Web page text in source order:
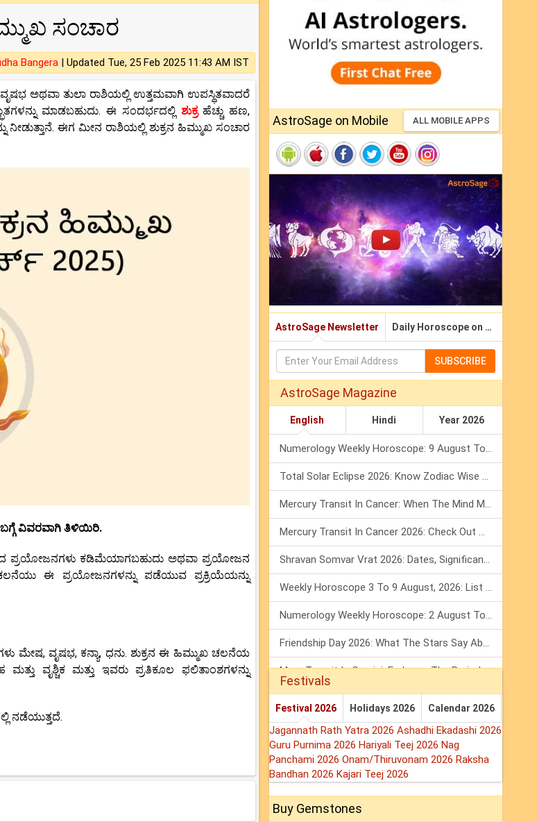
ಸಂಚಾರ
Bangera | Updated Tue, 25 Feb 2025 11:43 AM IST
ವೃಷಭ ಅಥವಾ ತುಲಾ ರಾಶಿಯಲ್ಲಿ ಉತ್ತಮವಾಗಿ ಉಪಸ್ಥಿತವಾದರೆ
ಮಾಡಬಹುದು. ಈ ಸಂದರ್ಭದಲ್ಲಿಶುಕ್ರ ಹೆಚ್ಚು ಹಣ,
ಈಗ ಮೀನ ರಾಶಿಯಲ್ಲಿ ಶುಕ್ರನ ಹಿಮ್ಮುಖ ಸಂಚಾರ
ವಿವರವಾಗಿ ತಿಳಿಯಿರಿ.
ಪ್ರಯೋಜನಗಳು ಕಡಿಮೆಯಾಗಬಹುದು ಅಥವಾ ಪ್ರಯೋಜನ
ಈ ಪ್ರಯೋಜನಗಳನ್ನು ಪಡೆಯುವ ಪ್ರಕ್ರಿಯೆಯನ್ನು
ಮೇಷ, ವೃಷಭ, ಕನ್ಯಾ, ಧನು. ಶುಕ್ರನ ಈ ಹಿಮ್ಮುಖ ಚಲನೆಯ
ವೃಶ್ಚಿಕ ಮತ್ತು ಇವರು ಪ್ರತಿಕೂಲ ಫಲಿತಾಂಶಗಳನ್ನು
ನಡೆಯುತ್ತದೆ.
AstroSage on Mobile ALL MOBILE APPS
AstroSage Newsletter Daily Horoscope on Email
SUBSCRIBE
AstroSage Magazine
English Hindi Year 2026
Numerology Weekly Horoscope: 9 August To 15 August, 2026
Total Solar Eclipse 2026: Know Zodiac Wise Prediction
Mercury Transit In Cancer: When The Mind Meets The Heart!
Mercury Transit In Cancer 2026: Check Out What It Brings For You
Shravan Somvar Vrat 2026: Dates, Significance & Rituals In August
Weekly Horoscope 3 To 9 August, 2026: List Of Fasts & Festivals
Numerology Weekly Horoscope: 2 August To 8 August, 2026
Friendship Day 2026: What The Stars Say About Your Best Friend!
Mars Transit In Gemini: Embrace The Period Full Of Energy & Intelligence
Festivals
Festival 2026 Holidays 2026 Calendar 2026
Jagannath Rath Yatra 2026 Ashadhi Ekadashi 2026
Guru Purnima 2026 Hariyali Teej 2026 Nag
Panchami 2026 Onam/Thiruvonam 2026 Raksha
Bandhan 2026 Kajari Teej 2026
Buy Gemstones